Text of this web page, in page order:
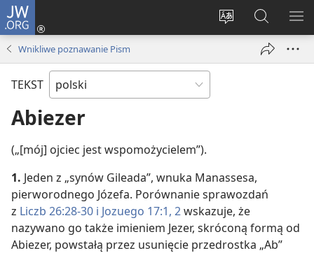
JW.ORG
Wybór
Logowanie
(opens
Szukaj
na
JW.ORG
Wnikliwe poznawanie Pism
TEKST
Abiezer
(„[mój] ojciec jest wspomożycielem”).
1. Jeden z „synów Gileada”, wnuka Manassesa,
pierworodnego Józefa. Porównanie sprawozdań
z Liczb 26:28-30 i Jozuego 17:1, 2wskazuje, że
nazywano go także imieniem Jezer, skróconą formą od
Abiezer, powstałą przez usunięcie przedrostka „Ab”